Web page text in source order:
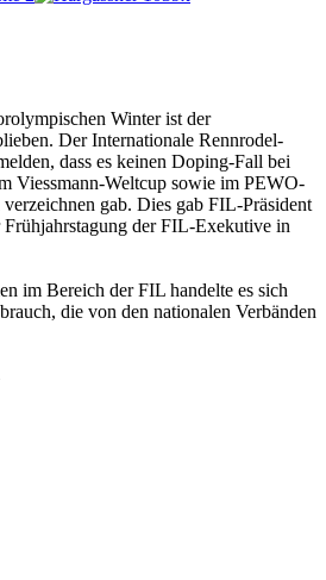
Winter ist der
Der Internationale Rennrodel-
dass es keinen Doping-Fall bei
Viessmann-Weltcup sowie im PEWO-
gab. Dies gab FIL-Präsident
der FIL-Exekutive in
im Bereich der FIL handelte es sich
die von den nationalen Verbänden